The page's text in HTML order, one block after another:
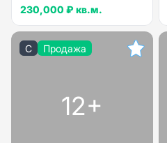
230,000 ₽ кв.м.
C Продажа
12+